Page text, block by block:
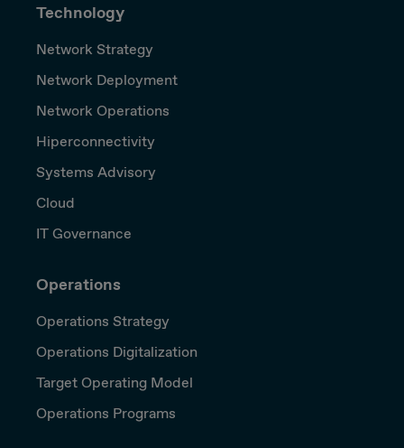
Technology
Network Strategy
Network Deployment
Network Operations
Hiperconnectivity
Systems Advisory
Cloud
IT Governance
Operations
Operations Strategy
Operations Digitalization
Target Operating Model
Operations Programs